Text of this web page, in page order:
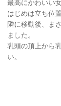
最高にかわいい
はじめは立ち位
隣に移動後、ま
ました。
乳頭の頂上から
い。